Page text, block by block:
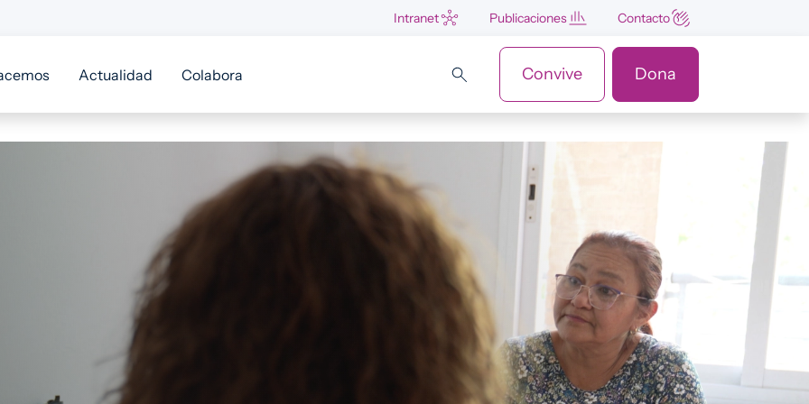
Intranet Publicaciones Contacto
Actualidad Colabora Convive Dona